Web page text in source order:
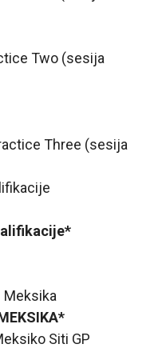
Two (sesija
Three (sesija
Meksika
Siti GP